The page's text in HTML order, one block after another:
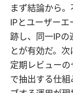
まず結論から
IPとユーザー
跡し、同一IPの
とが有効だ。
定期レビュー
で抽出する仕